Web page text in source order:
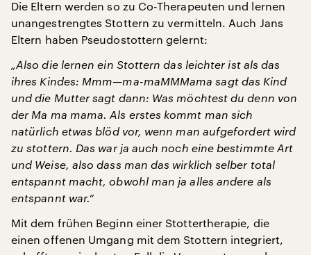
Die Eltern werden so zu Co-Therapeuten und lernen
unangestrengtes Stottern zu vermitteln. Auch Jans
Eltern haben Pseudostottern gelernt:
„Also die lernen ein Stottern das leichter ist als das
ihres Kindes: Mmm—ma-maMMMama sagt das Kind
und die Mutter sagt dann: Was möchtest du denn von
der Ma ma mama. Als erstes kommt man sich
natürlich etwas blöd vor, wenn man aufgefordert wird
zu stottern. Das war ja auch noch eine bestimmte Art
und Weise, also dass man das wirklich selber total
entspannt macht, obwohl man ja alles andere als
entspannt war.“
Mit dem frühen Beginn einer Stottertherapie, die
einen offenen Umgang mit dem Stottern integriert,